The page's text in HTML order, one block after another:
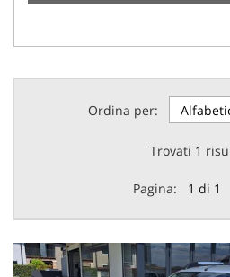
Ordina per:
Trovati 1
Pagina: 1 di 1